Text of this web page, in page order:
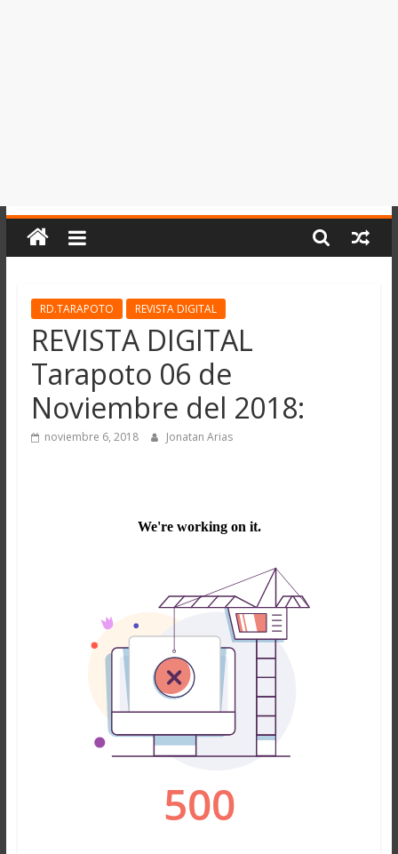
RD.TARAPOTO REVISTA DIGITAL
REVISTA DIGITAL
Tarapoto 06 de
Noviembre del 2018:
noviembre 6, 2018 Jonatan Arias